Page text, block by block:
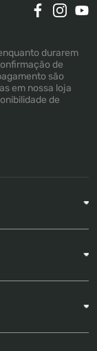
durarem
de
são
em nossa loja
de